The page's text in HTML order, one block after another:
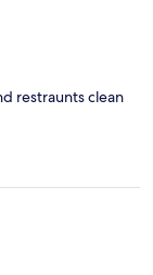
restraunts clean